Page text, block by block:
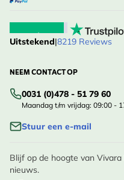
Uitstekend|8219 Reviews
NEEM CONTACT OP
0031 (0)478 - 51 79 60
Maandag t/m vrijdag: 09:00 -
Stuur een e-mail
Blijf op de hoogte van
nieuws.